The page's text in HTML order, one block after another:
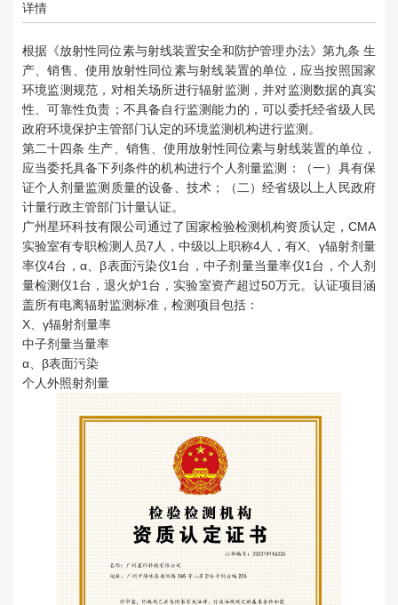
详情
根据《放射性同位素与射线装置安全和防护管理办法》第九条 生
产、销售、使用放射性同位素与射线装置的单位，应当按照国家
环境监测规范，对相关场所进行辐射监测，并对监测数据的真实
性、可靠性负责；不具备自行监测能力的，可以委托经省级人民
政府环境保护主管部门认定的环境监测机构进行监测。
第二十四条 生产、销售、使用放射性同位素与射线装置的单位，
应当委托具备下列条件的机构进行个人剂量监测：（一）具有保
证个人剂量监测质量的设备、技术；（二）经省级以上人民政府
计量行政主管部门计量认证。
广州星环科技有限公司通过了国家检验检测机构资质认定， CMA
实验室有专职检测人员7 人，中级以上职称4人，有X 、γ辐射剂量
率仪4台，α、β表面污染仪1 台，中子剂量当量率仪1 台，个人剂
量检测仪1 台，退火炉1 台，实验室资产超过50万元。认证项目涵
盖所有电离辐射监测标准，检测项目包括：
X 、γ辐射剂量率
中子剂量当量率
α、β表面污染
个人外照射剂量